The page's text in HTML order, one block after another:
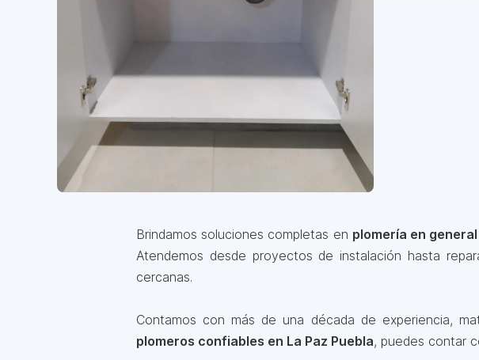
Brindamos soluciones completas en plomería en general
Atendemos desde proyectos de instalación hasta
cercanas.
Contamos con más de una década de experiencia,
plomeros confiables en La Paz Puebla, puedes contar